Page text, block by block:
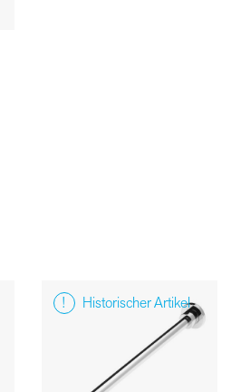
Historischer Artikel